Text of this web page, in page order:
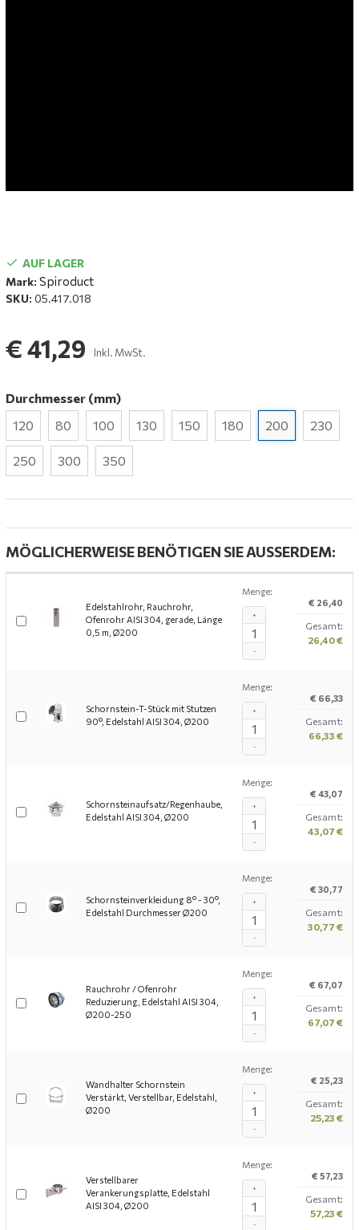
AUF LAGER
Mark: Spiroduct
SKU: 05.417.018
€ 41,29 Inkl. MwSt.
Durchmesser (mm)
120
80 100 130 150 180 200 230
250 300 350
MÖGLICHERWEISE BENÖTIGEN SIE AUSSERDEM:
Edelstahlrohr, Rauchrohr,
Ofenrohr AISI 304, gerade, Länge
0,5 m, Ø200
Menge:
-
+
€ 26,40
Gesamt:
26,40 €
Schornstein-T-Stück mit Stutzen
90°, Edelstahl AISI 304, Ø200
Menge:
-
+
€ 66,33
Gesamt:
66,33 €
Schornsteinaufsatz/Regenhaube,
Edelstahl AISI 304, Ø200
Menge:
-
+
€ 43,07
Gesamt:
43,07 €
Schornsteinverkleidung 8° - 30°,
Edelstahl Durchmesser Ø200
Menge:
-
+
€ 30,77
Gesamt:
30,77 €
Rauchrohr / Ofenrohr
Reduzierung, Edelstahl AISI 304,
Ø200-250
Menge:
-
+
€ 67,07
Gesamt:
67,07 €
Wandhalter Schornstein
Verstärkt, Verstellbar, Edelstahl,
Ø200
Menge:
-
+
€ 25,23
Gesamt:
25,23 €
Verstellbarer
Verankerungsplatte, Edelstahl
AISI 304, Ø200
Menge:
-
+
€ 57,23
Gesamt:
57,23 €